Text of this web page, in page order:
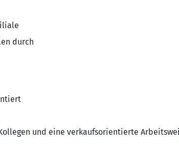
durch
und eine verkaufsorientierte